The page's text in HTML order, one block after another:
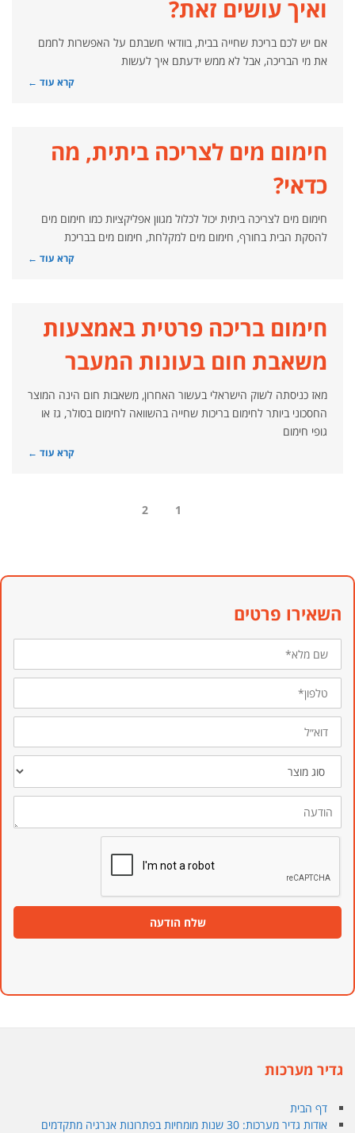
ואיך עושים זאת?
אם יש לכם בריכת שחייה בבית, בוודאי חשבתם על האפשרות לחמם
את מי הבריכה, אבל לא ממש ידעתם איך לעשות
קרא עוד ←
חימום מים לצריכה ביתית, מה
כדאי?
חימום מים לצריכה ביתית יכול לכלול מגוון אפליקציות כמו חימום מים
להסקת הבית בחורף, חימום מים למקלחת, חימום מים בבריכת
קרא עוד ←
חימום בריכה פרטית באמצעות
משאבת חום בעונות המעבר
מאז כניסתה לשוק הישראלי בעשור האחרון, משאבות חום הינה המוצר
החסכוני ביותר לחימום בריכות שחייה בהשוואה לחימום בסולר, גז או
גופי חימום
קרא עוד ←
1
2
השאירו פרטים
שם
מלא*
טלפון*
דוא״ל
סוג
מוצר
הודעה
שלח הודעה
גדיר מערכות
דף הבית
אודות גדיר מערכות: 30 שנות מומחיות בפתרונות אנרגיה מתקדמים